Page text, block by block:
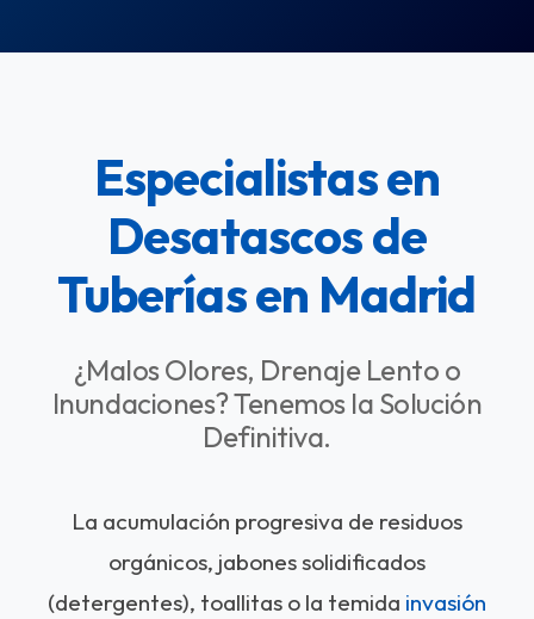
Especialistas en
Desatascos de
Tuberías en Madrid
¿Malos Olores, Drenaje Lento o
Inundaciones? Tenemos la Solución
Definitiva.
La acumulación progresiva de residuos
orgánicos, jabones solidificados
(detergentes), toallitas o la temida invasión